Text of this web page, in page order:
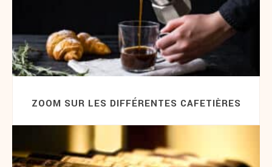
ZOOM SUR LES DIFFÉRENTES CAFETIÈRES